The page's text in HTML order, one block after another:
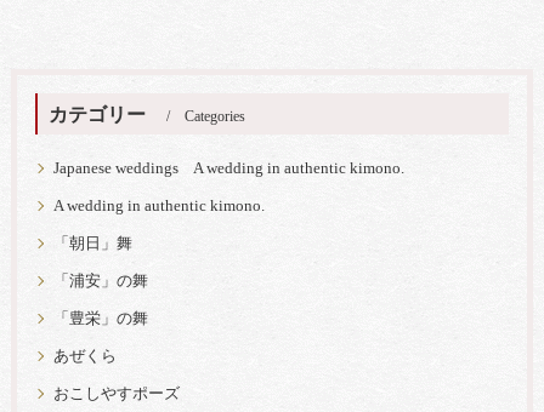
カテゴリー Categories
Japanese weddings A wedding in authentic kimono.
A wedding in authentic kimono.
「朝日」舞
「浦安」の舞
「豊栄」の舞
あぜくら
おこしやすポーズ